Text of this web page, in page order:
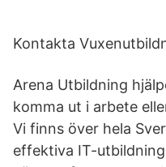
Kontakta
Arena Utbildning
komma ut i arbete
Vi finns över hela
effektiva IT-